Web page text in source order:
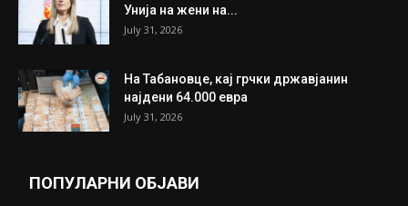
Унија на жени на...
July 31, 2026
На Табановце, кај грчки државјанин
најдени 64.000 евра
July 31, 2026
ПОПУЛАРНИ ОБЈАВИ